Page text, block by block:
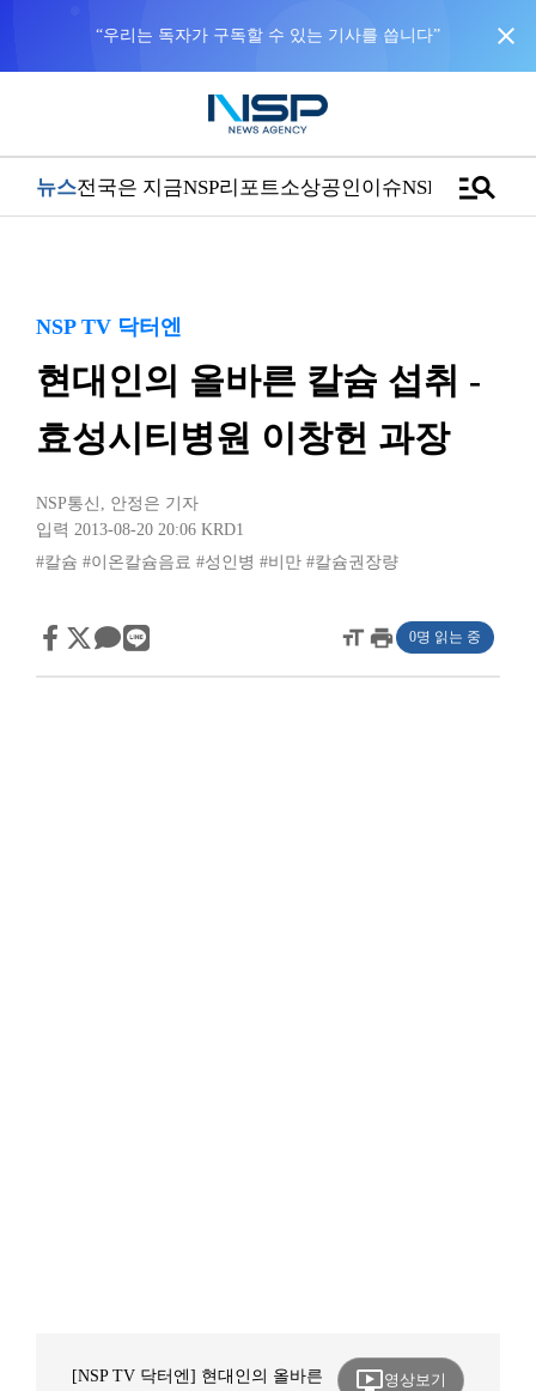
close
뉴스전국은 지금NSP리포트소상공인이슈NSPTVmanage_search
NSP TV 닥터엔
현대인의 올바른 칼슘 섭취 -
효성시티병원 이창헌 과장
NSP통신 , 안정은 기자
입력 2013-08-20 20:06 KRD1
#칼슘 #이온칼슘음료 #성인병 #비만 #칼슘권장량
format_sizeprint 0명 읽는 중
[NSP TV 닥터엔] 현대인의 올바른
ondemand_video영상보기